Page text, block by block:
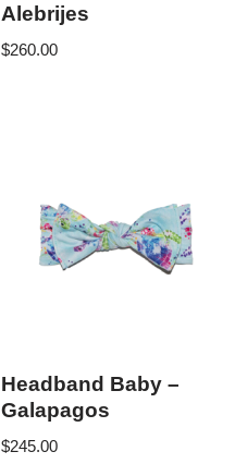
Alebrijes
$260.00
Headband Baby –
Galapagos
$245.00